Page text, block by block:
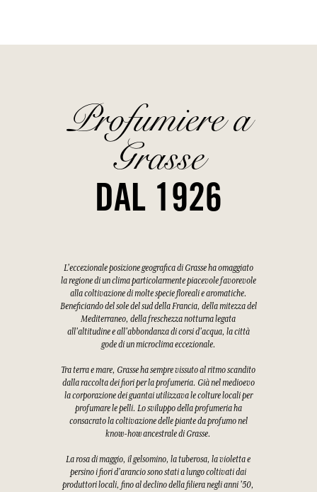
Profumiere a
Grasse
DAL 1926
L'eccezionale posizione geografica di Grasse ha omaggiato
la regione di un clima particolarmente piacevole favorevole
alla coltivazione di molte specie floreali e aromatiche.
Beneficiando del sole del sud della Francia, della mitezza del
Mediterraneo, della freschezza notturna legata
all'altitudine e all'abbondanza di corsi d'acqua, la città
gode di un microclima eccezionale.
Tra terra e mare, Grasse ha sempre vissuto al ritmo scandito
dalla raccolta dei fiori per la profumeria. Già nel medioevo
la corporazione dei guantai utilizzava le colture locali per
profumare le pelli. Lo sviluppo della profumeria ha
consacrato la coltivazione delle piante da profumo nel
know-how ancestrale di Grasse.
La rosa di maggio, il gelsomino, la tuberosa, la violetta e
persino i fiori d'arancio sono stati a lungo coltivati dai
produttori locali, fino al declino della filiera negli anni '50,